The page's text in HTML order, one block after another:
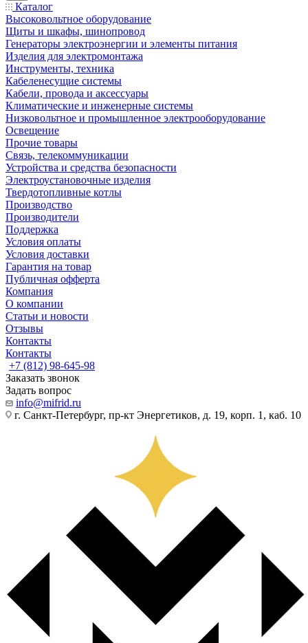
Каталог
Высоковольтное оборудование
Щиты и шкафы, шинопровод
Генераторы электроэнергии и элементы питания
Изделия для электромонтажа
Инструменты, техника
Кабеленесущие системы
Кабели, провода и аксессуары
Климатические и инженерные системы
Низковольтное и промышленное электрооборудование
Освещение
Прочие товары
Связь, телекоммуникации
Устройства и средства безопасности
Электроустановочные изделия
Твердотопливные котлы
Производство
Производители
Поддержка
Условия оплаты
Условия доставки
Гарантия на товар
Публичная офферта
Компания
О компании
Статьи и новости
Отзывы
Контакты
Контакты
+7 (812) 98-645-98
Заказать звонок
Задать вопрос
info@mifrid.ru
г. Санкт-Петербург, пр-кт Энергетиков, д. 19, корп. 1, каб. 10